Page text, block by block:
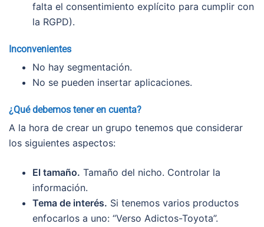
falta el consentimiento explícito para cumplir con
la RGPD).
Inconvenientes
No hay segmentación.
No se pueden insertar aplicaciones.
¿Qué debemos tener en cuenta?
A la hora de crear un grupo tenemos que considerar
los siguientes aspectos:
El tamaño. Tamaño del nicho. Controlar la
información.
Tema de interés. Si tenemos varios productos
enfocarlos a uno: “Verso Adictos-Toyota”.